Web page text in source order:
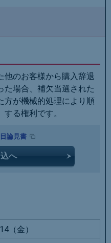
他のお客様から購入辞退
た場合、補欠当選された
方が機械的処理により順
る権利です。
目論見書
へ
（金）